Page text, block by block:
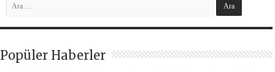
Popüler Haberler